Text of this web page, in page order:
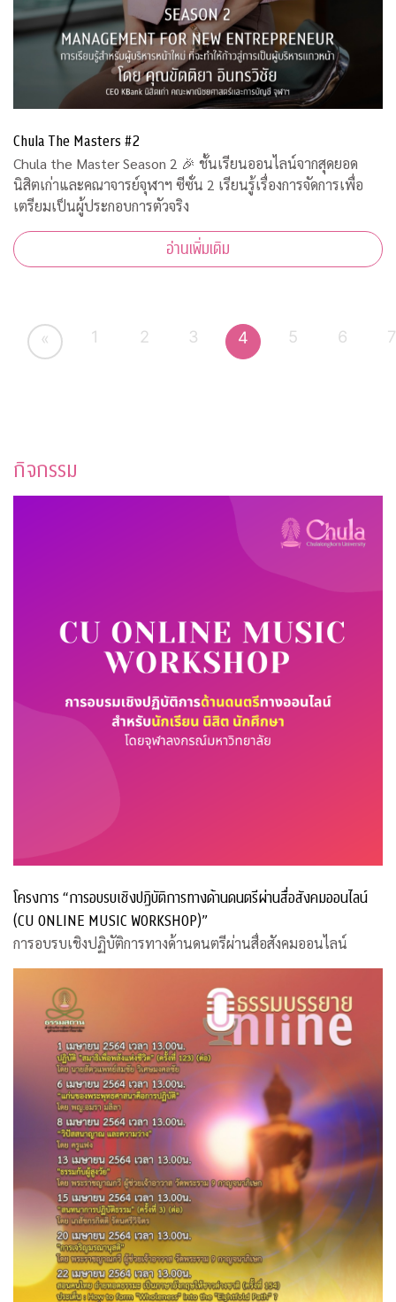
Chula The Masters #2
Chula the Master Season 2 🎉 ชั้นเรียนออนไลน์จากสุดยอด
นิสิตเก่าและคณาจารย์จุฬาฯ ซีซั่น 2 เรียนรู้เรื่องการจัดการเพื่อ
เตรียมเป็นผู้ประกอบการตัวจริง
อ่านเพิ่มเติม
« 1 2 3 4 5 6 7
กิจกรรม
โครงการ “การอบรบเชิงปฏิบัติการทางด้านดนตรีผ่านสื่อสังคมออนไลน์
(CU ONLINE MUSIC WORKSHOP)”
การอบรบเชิงปฏิบัติการทางด้านดนตรีผ่านสื่อสังคมออนไลน์